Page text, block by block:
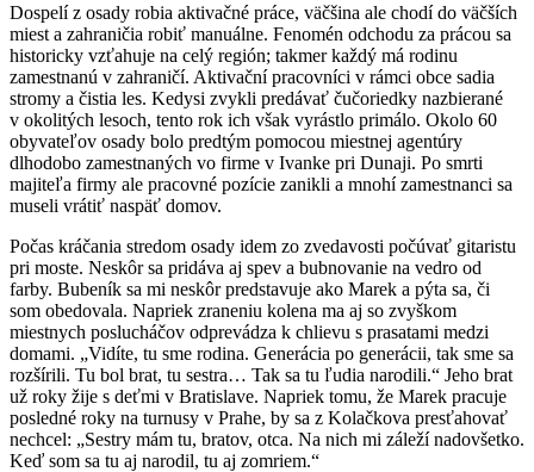
Dospelí z osady robia aktivačné práce, väčšina ale chodí do väčších
miest a zahraničia robiť manuálne. Fenomén odchodu za prácou sa
historicky vzťahuje na celý región; takmer každý má rodinu
zamestnanú v zahraničí. Aktivační pracovníci v rámci obce sadia
stromy a čistia les. Kedysi zvykli predávať čučoriedky nazbierané
v okolitých lesoch, tento rok ich však vyrástlo primálo. Okolo 60
obyvateľov osady bolo predtým pomocou miestnej agentúry
dlhodobo zamestnaných vo firme v Ivanke pri Dunaji. Po smrti
majiteľa firmy ale pracovné pozície zanikli a mnohí zamestnanci sa
museli vrátiť naspäť domov.
Počas kráčania stredom osady idem zo zvedavosti počúvať gitaristu
pri moste. Neskôr sa pridáva aj spev a bubnovanie na vedro od
farby. Bubeník sa mi neskôr predstavuje ako Marek a pýta sa, či
som obedovala. Napriek zraneniu kolena ma aj so zvyškom
miestnych poslucháčov odprevádza k chlievu s prasatami medzi
domami. „Vidíte, tu sme rodina. Generácia po generácii, tak sme sa
rozšírili. Tu bol brat, tu sestra… Tak sa tu ľudia narodili.“ Jeho brat
už roky žije s deťmi v Bratislave. Napriek tomu, že Marek pracuje
posledné roky na turnusy v Prahe, by sa z Kolačkova presťahovať
nechcel: „Sestry mám tu, bratov, otca. Na nich mi záleží nadovšetko.
Keď som sa tu aj narodil, tu aj zomriem.“